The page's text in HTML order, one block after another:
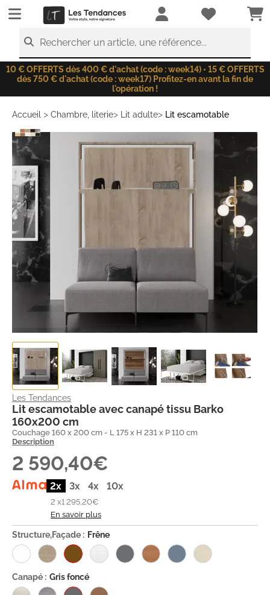
LesTendances.fr
Rechercher un article, une référence...
10 € OFFERTS dès 400 € d'achat (code : week14) • 15 € OFFERTS
dès 750 € d'achat (code : week17) Profitez-en avant la fin de
l'opération !
Accueil > Chambre, literie> Lit adulte> Lit escamotable
Les Tendances
Lit escamotable avec canapé tissu Barko
160x200 cm
Couchage 160 x 200 cm - L 175 x H 231 x P 110 cm
Description
2 590,40€
2x 3x 4x 10x
2 x1 295,20€
En savoir plus
Structure,Façade : Frêne
Canapé : Gris foncé